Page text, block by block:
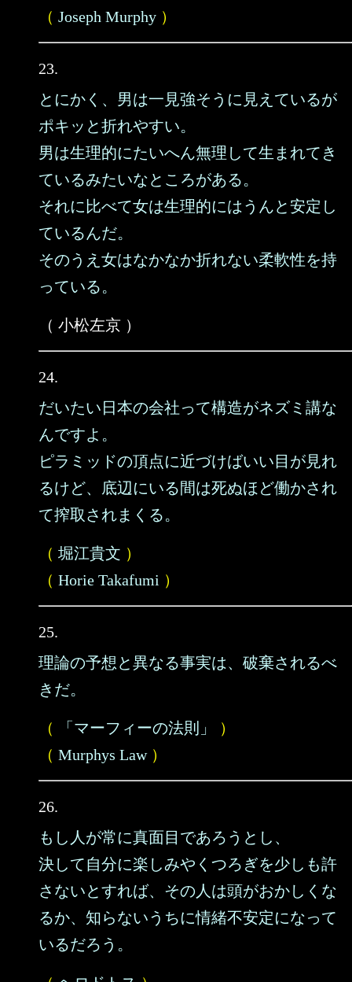
（ Joseph Murphy ）
23.
とにかく、男は一見強そうに見えているが
ポキッと折れやすい。
男は生理的にたいへん無理して生まれてき
ているみたいなところがある。
それに比べて女は生理的にはうんと安定し
ているんだ。
そのうえ女はなかなか折れない柔軟性を持
っている。
（ 小松左京 ）
24.
だいたい日本の会社って構造がネズミ講な
んですよ。
ピラミッドの頂点に近づけばいい目が見れ
るけど、底辺にいる間は死ぬほど働かされ
て搾取されまくる。
（ 堀江貴文 ）
（ Horie Takafumi ）
25.
理論の予想と異なる事実は、破棄されるべ
きだ。
（ 「マーフィーの法則」
）
（ Murphys Law）
26.
もし人が常に真面目であろうとし、
決して自分に楽しみやくつろぎを少しも許
さないとすれば、その人は頭がおかしくな
るか、知らないうちに情緒不安定になって
いるだろう。